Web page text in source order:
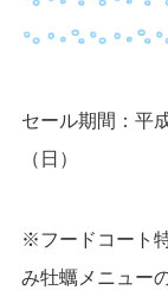
セール期間：平
（日）
※フードコート
み牡蠣メニュー